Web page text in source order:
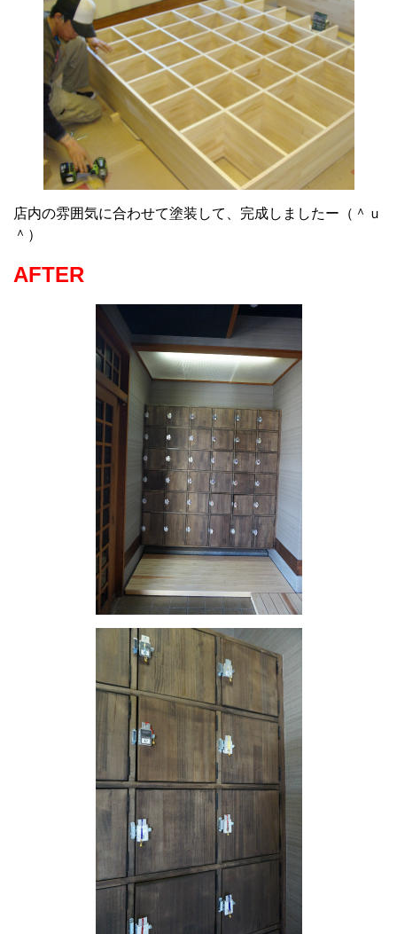
店内の雰囲気に合わせて塗装して、完成しましたー（＾ｕ
＾）
AFTER